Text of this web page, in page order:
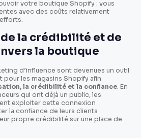
votre boutique Shopify : vous
avec des coûts relativement
la crédibilité et de
la boutique
d’influence sont devenues un outil
les magasins Shopify afin
la crédibilité et la confiance. En
qui ont déjà un public, les
exploiter cette connexion
la confiance de leurs clients
propre crédibilité sur une place de